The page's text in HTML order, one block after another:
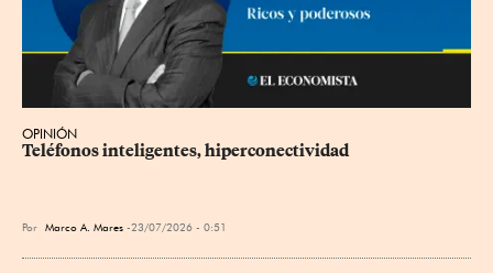
OPINIÓN
Teléfonos inteligentes, hiperconectividad
Por Marco A. Mares 23/07/2026 - 0:51